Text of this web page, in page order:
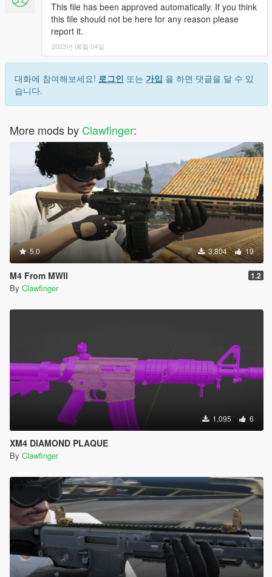
This file has been approved automatically. If you think
this file should not be here for any reason please
report it.
2023년 06월 04일
대화에 참여해보세요! 로그인 또는 가입 을 하면 댓글을 달 수 있
습니다.
More mods by Clawfinger:
5.0 3,804 19
M4 From MWII 1.2
By Clawfinger
1,095 6
XM4 DIAMOND PLAQUE
By Clawfinger